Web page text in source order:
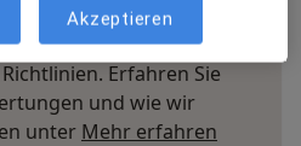
ist wichtig. Wir
Bewertungen
Erfahren Sie
und wie wir
unter Mehr erfahren
Akzeptieren